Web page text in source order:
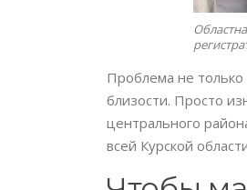
Проблема не только
близости. Просто
центрального
всей Курской